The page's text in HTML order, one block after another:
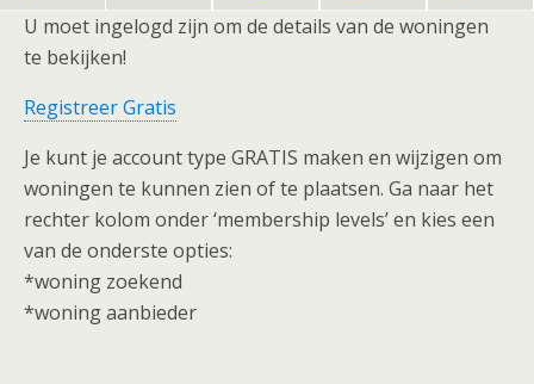
U moet ingelogd zijn om de details van de woningen
te bekijken!
Registreer Gratis
Je kunt je account type GRATIS maken en wijzigen om
woningen te kunnen zien of te plaatsen. Ga naar het
rechter kolom onder ‘membership levels’ en kies een
van de onderste opties:
*woning zoekend
*woning aanbieder